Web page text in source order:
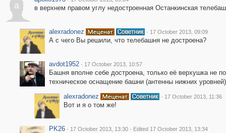
a в верхнем правом углу недостроенная Останкинская
alexradonez · 17 October 2013, 09:09
А с чего Вы решили, что телебашня не достроена?
avdot1952 · 17 October 2013, 10:57
Башня вполне себе достроена, только её верхушка не
техническое оснащение башни (антенны нижних
alexradonez
· 17 October 2013, 11:36
Вот и я о том же!
PK26 · 17 October 2013, 13:30 · Edited 17 October 2013, 13:34